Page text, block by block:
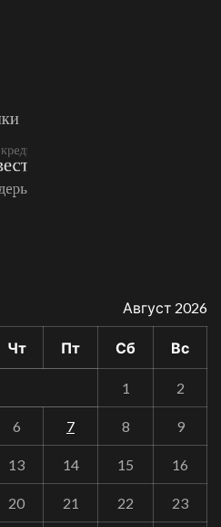
Август 2026
Чт Пт Сб Вс
1 2
6 7 8 9
13 14 15 16
20 21 22 23